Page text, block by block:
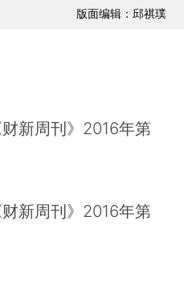
版面编辑：邱祺璞
新周刊》2016年第
新周刊》2016年第